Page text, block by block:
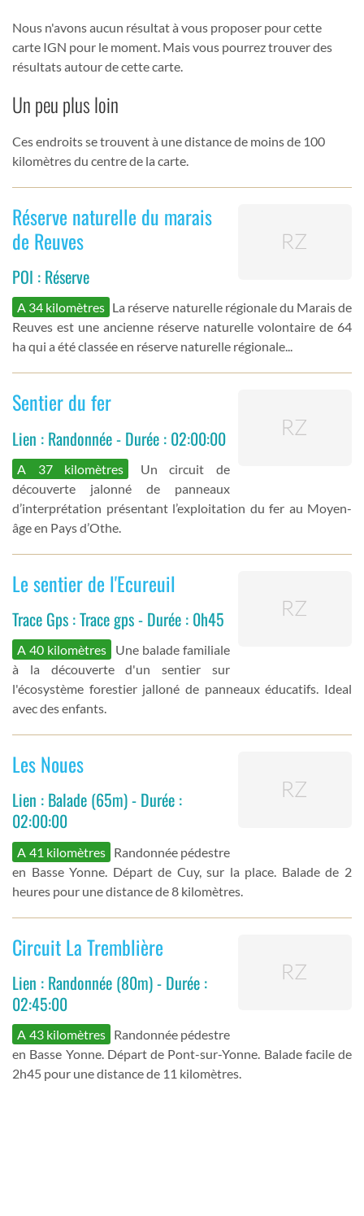
Nous n'avons aucun résultat à vous proposer pour cette
carte IGN pour le moment. Mais vous pourrez trouver des
résultats autour de cette carte.
Un peu plus loin
Ces endroits se trouvent à une distance de moins de 100
kilomètres du centre de la carte.
Réserve naturelle du marais
de Reuves
POI : Réserve
A 34 kilomètres La réserve naturelle régionale du Marais de
Reuves est une ancienne réserve naturelle volontaire de 64
ha qui a été classée en réserve naturelle régionale...
Sentier du fer
Lien : Randonnée - Durée : 02:00:00
A 37 kilomètres
Un circuit de
découverte jalonné de panneaux
d’interprétation présentant l’exploitation du fer au Moyen-
âge en Pays d’Othe.
Le sentier de l'Ecureuil
Trace Gps : Trace gps - Durée : 0h45
A 40 kilomètres
Une balade familiale
à la découverte d'un sentier sur
l'écosystème forestier jalloné de panneaux éducatifs. Ideal
avec des enfants.
Les Noues
Lien : Balade (65m) - Durée :
02:00:00
A 41 kilomètres Randonnée pédestre
en Basse Yonne. Départ de Cuy, sur la place. Balade de 2
heures pour une distance de 8 kilomètres.
Circuit La Tremblière
Lien : Randonnée (80m) - Durée :
02:45:00
A 43 kilomètres Randonnée pédestre
en Basse Yonne. Départ de Pont-sur-Yonne. Balade facile de
2h45 pour une distance de 11 kilomètres.